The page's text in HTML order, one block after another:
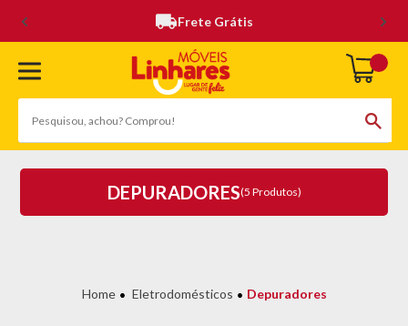
Frete Grátis
DEPURADORES(5 Produtos)
Eletrodomésticos Depuradores